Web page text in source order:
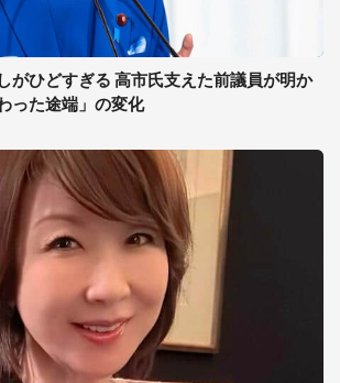
がひどすぎる 高市氏支えた前議員が明か
った途端」の変化